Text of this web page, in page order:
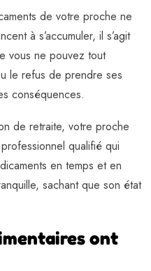
de votre proche ne
à s’accumuler, il s’agit
vous ne pouvez tout
le refus de prendre ses
conséquences.
de retraite, votre proche
qualifié qui
en temps et en
sachant que son état
ont